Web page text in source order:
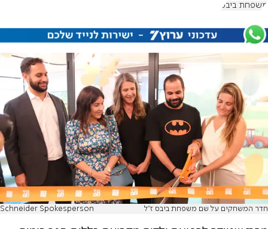
משפחת ביבס
חדר המשחקים על שם משפחת ביבס ז"ל Schneider Spokesperson